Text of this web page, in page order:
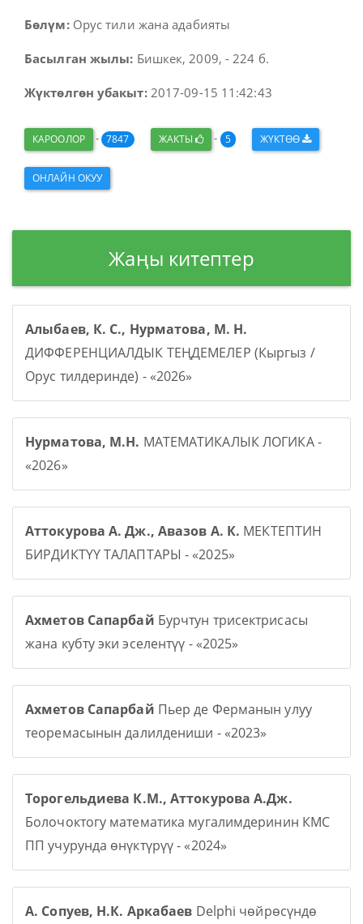
Бөлүм:Орус тили жана адабияты
Басылган жылы: Бишкек, 2009, - 224 б.
Жүктөлгөн убакыт:2017-09-15 11:42:43
КАРООЛОР - 7847 ЖАКТЫ - 5 ЖҮКТӨӨ
ОНЛАЙН ОКУУ
Жаңы китептер
Алыбаев, К. С., Нурматова, М. Н.
ДИФФЕРЕНЦИАЛДЫК ТЕҢДЕМЕЛЕР (Кыргыз /
Орус тилдеринде) - «2026»
Нурматова, М.Н. МАТЕМАТИКАЛЫК ЛОГИКА -
«2026»
Аттокурова А. Дж., Авазов А. К. МЕКТЕПТИН
БИРДИКТҮҮ ТАЛАПТАРЫ - «2025»
Ахметов Сапарбай Бурчтун трисектрисасы
жана кубту эки эселентүү - «2025»
Ахметов Сапарбай Пьер де Ферманын улуу
теоремасынын далилдениши - «2023»
Торогельдиева К.М., Аттокурова А.Дж.
Болочоктогу математика мугалимдеринин КМС
ПП учурунда өнүктүрүү - «2024»
А. Сопуев, Н.К. Аркабаев Delphi чөйрөсүндө